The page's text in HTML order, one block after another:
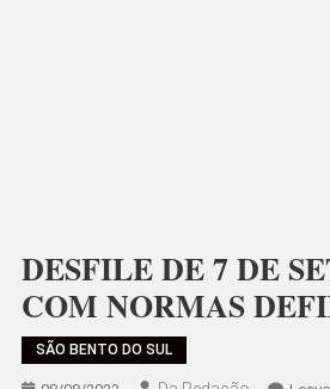
DESFILE DE 7 DE
COM NORMAS
SÃO BENTO DO SUL